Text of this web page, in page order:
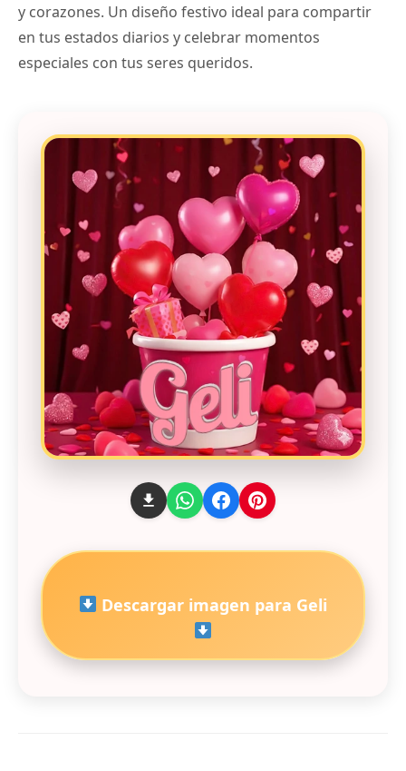
y corazones. Un diseño festivo ideal para compartir
en tus estados diarios y celebrar momentos
especiales con tus seres queridos.
Descargar imagen para Geli